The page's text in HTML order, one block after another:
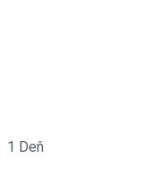
1 Deň